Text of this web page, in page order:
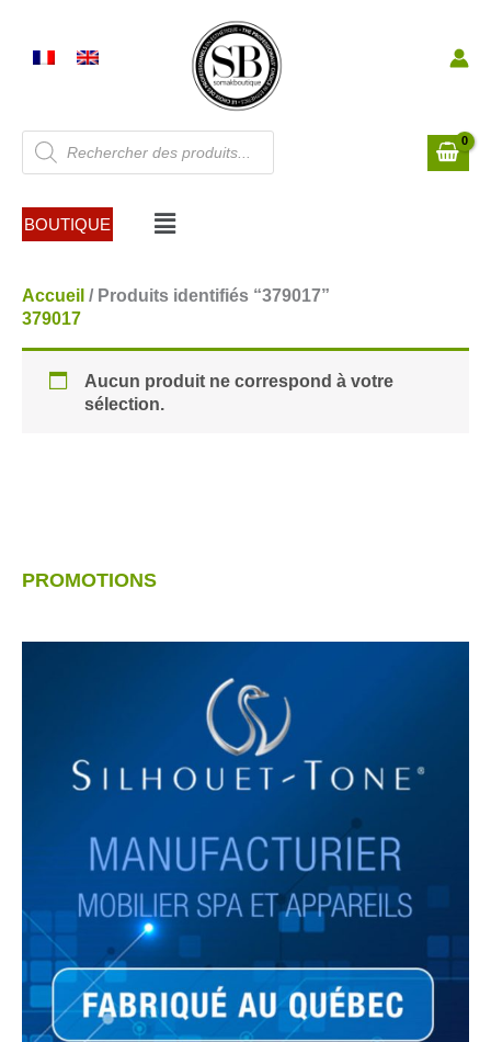
contenu
Recherche
de
produits
BOUTIQUE Menu
PROMOTIONS
Accueil / Produits identifiés “379017”
379017
Aucun produit ne correspond à votre
sélection.